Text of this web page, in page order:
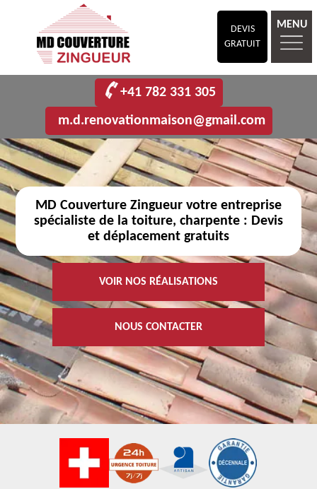
DEVIS
GRATUIT
MENU
+41 782 331 305
m.d.renovationmaison@gmail.com
MD Couverture Zingueur votre entreprise
spécialiste de la toiture, charpente : Devis
et déplacement gratuits
VOIR NOS RÉALISATIONS
NOUS CONTACTER